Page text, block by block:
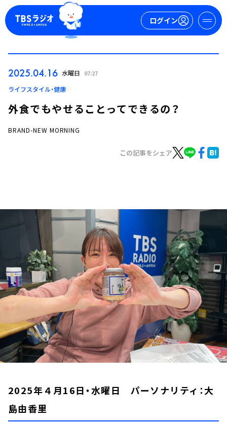
ログイン
ログイン
トピックス
TBS Podcast
お知らせ
イベント・グッズ
YouTube
会社情報
2025.04.16 水曜日 07:27
ライフスタイル・健康
外食でもやせることってできるの？
BRAND-NEW MORNING
この記事をシェア
2025年４月16日・水曜日 パーソナリティ：大
島由香里